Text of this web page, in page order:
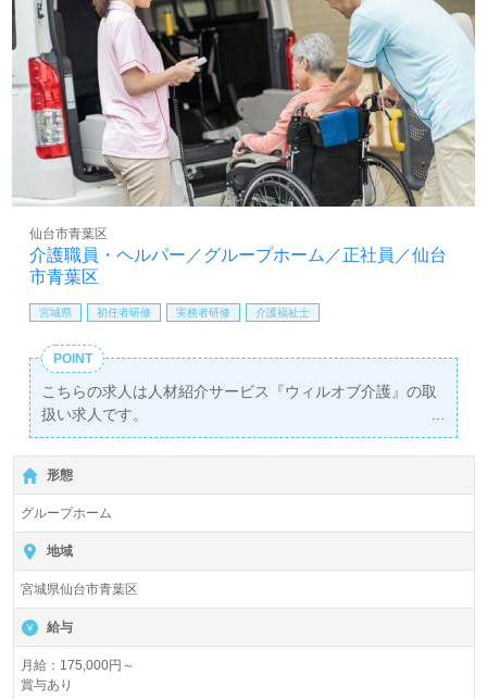
介護職員・ヘルパー／グループホーム／正社員／仙台
市青葉区
仙台市青葉区
宮城県 初任者研修 実務者研修 介護福祉士
POINT
こちらの求人は人材紹介サービス『ウィルオブ介護』の取
扱い求人です。
詳細に関してお気軽にご相談ください♪
【無料】で皆さんの転職活動をサポートいたします。
形態
グループホーム
地域
宮城県仙台市青葉区
給与
月給：175,000円～
賞与あり